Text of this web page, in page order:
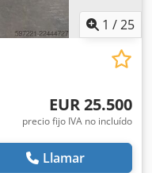
1 /25
EUR 25.500
precio fijo IVA no incluído
Llamar